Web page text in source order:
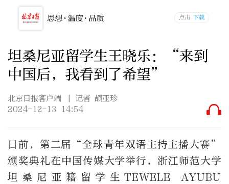
坦桑尼亚留学生王晓乐：“来到
中国后，我看到了希望”
北京日报客户端
| 记者 颉亚珍
2024-12-13 14:54
日前，第二届“全球青年双语主持主播大赛”
颁奖典礼在中国传媒大学举行，浙江师范大学
坦桑尼亚籍留学生TEWELE AYUBU